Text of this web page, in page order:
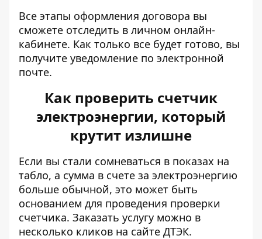
Все этапы оформления договора вы
сможете отследить в личном онлайн-
кабинете. Как только все будет готово, вы
получите уведомление по электронной
почте.
Как проверить счетчик
электроэнергии, который
крутит излишне
Если вы стали сомневаться в показах на
табло, а сумма в счете за электроэнергию
больше обычной, это может быть
основанием для проведения проверки
счетчика. Заказать услугу можно в
несколько кликов на сайте ДТЭК.